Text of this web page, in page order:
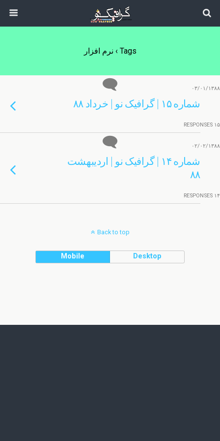
Tags › نرم افزار
۰۳/۰۱/۱۳۸۸
شماره ۱۵ | گرافیک نو | خرداد ۸۸
۱۵ RESPONSES
۰۲/۰۲/۱۳۸۸
شماره ۱۴ | گرافیک نو | اردیبهشت
۸۸
۱۴ RESPONSES
Back to top
Mobile Desktop